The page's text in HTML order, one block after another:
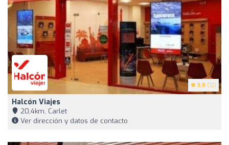
3.8 (12)
Halcón Viajes
20,4km, Carlet
Ver dirección y datos de contacto